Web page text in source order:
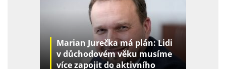
Marian Jurečka má plán: Lidi
v důchodovém věku musíme
více zapojit do aktivního